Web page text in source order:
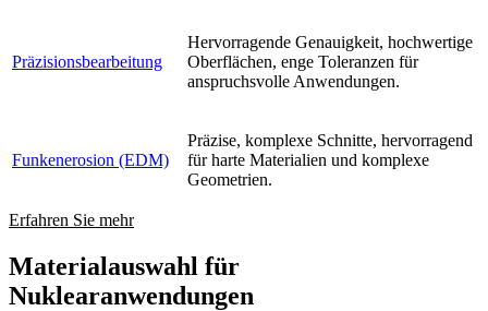
Präzisionsbearbeitung
Hervorragende Genauigkeit, hochwertige
Oberflächen, enge Toleranzen für
anspruchsvolle Anwendungen.
Funkenerosion (EDM)
Präzise, komplexe Schnitte, hervorragend
für harte Materialien und komplexe
Geometrien.
Erfahren Sie mehr
Materialauswahl für
Nuklearanwendungen